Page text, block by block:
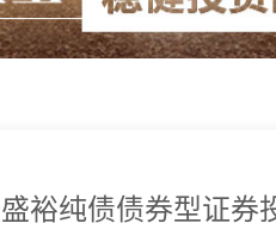
裕纯债债券型证券